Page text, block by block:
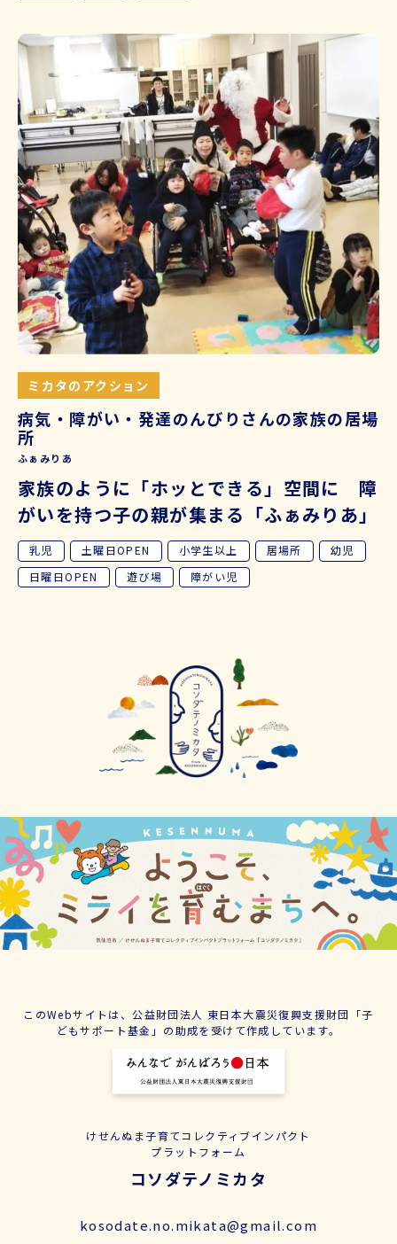
ミカタのアクション
病気・障がい・発達のんびりさんの家族の居場
所
ふぁみりあ
家族のように「ホッとできる」空間に 障
がいを持つ子の親が集まる「ふぁみりあ」
乳児 土曜日OPEN 小学生以上 居場所
幼児
日曜日OPEN
遊び場 障がい児
このWebサイトは、公益財団法人 東日本大震災復興支援財団「子
どもサポート基金」の助成を受けて作成しています。
けせんぬま子育てコレクティブインパクト
プラットフォーム
コソダテノミカタ
kosodate.no.mikata@gmail.com